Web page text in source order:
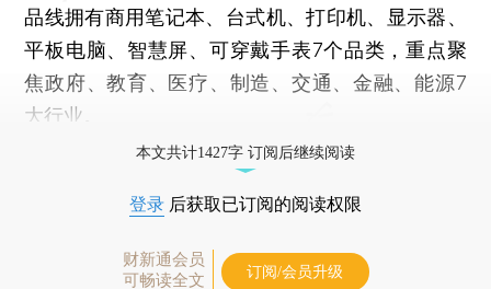
品线拥有商用笔记本、台式机、打印机、显示器、
平板电脑、智慧屏、可穿戴手表7个品类，重点聚
焦政府、教育、医疗、制造、交通、金融、能源7
大行业。
本文共计1427字 订阅后继续阅读
登录 后获取已订阅的阅读权限
财新通会员
可畅读全文
订阅/会员升级